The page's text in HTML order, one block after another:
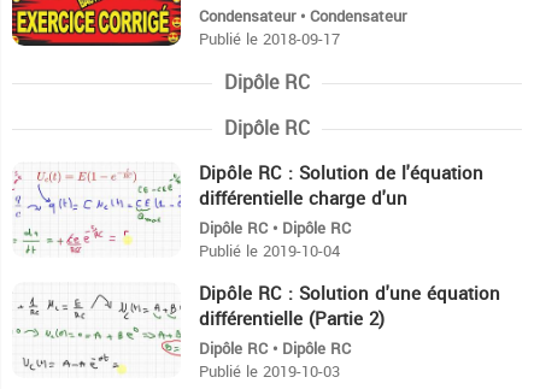
Condensateur • Condensateur
Publié le 2018-09-17
Dipôle RC
Dipôle RC
12:55 Dipôle RC : Solution de l'équation
différentielle charge d'un
condensateur (Partie 3)
Dipôle RC • Dipôle RC
Publié le 2019-10-04
15:17 Dipôle RC : Solution d'une équation
différentielle (Partie 2)
Dipôle RC • Dipôle RC
Publié le 2019-10-03